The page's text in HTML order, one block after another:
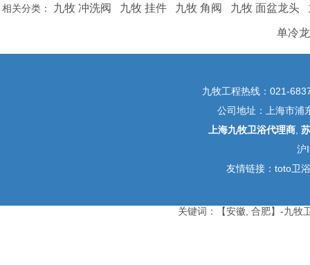
相关分类： 九牧 冲洗阀 九牧 挂件 九牧 角阀 九牧 面盆龙头
单冷
九牧工程热线：021-
公司地址：上海市浦
上海九牧卫浴代理商
沪
友情链接： toto卫
关键词：【安徽, 合肥】-九牧